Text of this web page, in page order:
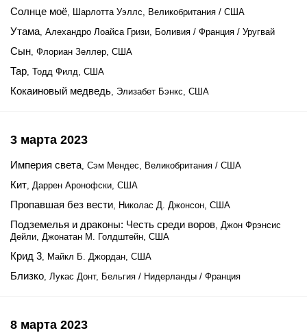
Солнце моё, Шарлотта Уэллс, Великобритания / США
Утама, Алехандро Лоайса Гризи, Боливия / Франция / Уругвай
Сын, Флориан Зеллер, США
Тар, Тодд Филд, США
Кокаиновый медведь, Элизабет Бэнкс, США
3 марта 2023
Империя света, Сэм Мендес, Великобритания / США
Кит, Даррен Аронофски, США
Пропавшая без вести, Николас Д. Джонсон, США
Подземелья и драконы: Честь среди воров, Джон Фрэнсис
Дейли, Джонатан М. Голдштейн, США
Крид 3, Майкл Б. Джордан, США
Близко, Лукас Донт, Бельгия / Нидерланды / Франция
8 марта 2023